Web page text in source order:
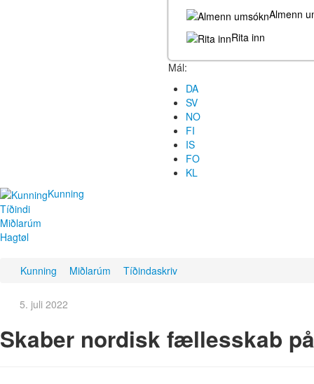
Almenn
Rita inn
Mál:
DA
SV
NO
FI
IS
FO
KL
Kunning
Tíðindi
Miðlarúm
Hagtøl
Kunning Miðlarúm Tíðindaskriv
5. juli 2022
Skaber nordisk fællesskab